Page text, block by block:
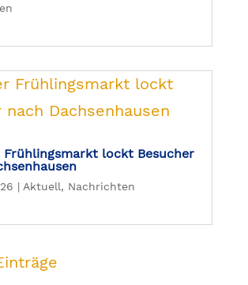
Frühlingsmarkt lockt Besucher
| Aktuell, Nachrichten